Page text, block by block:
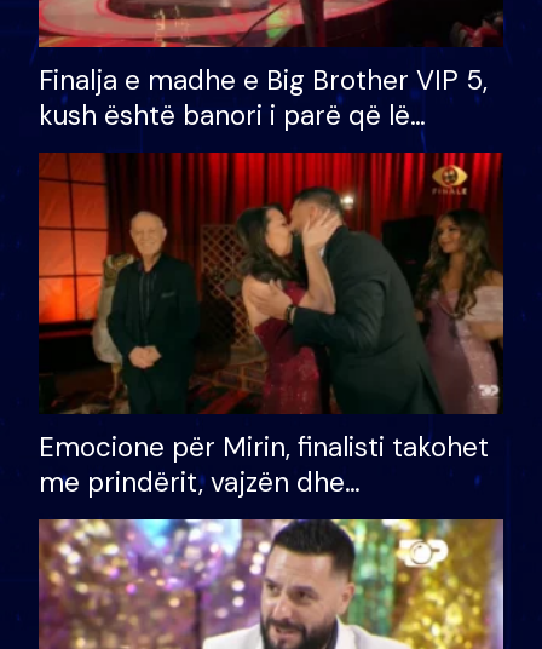
Finalja e madhe e Big Brother VIP 5,
kush është banori i parë që lë
shtëpinë dhe humb mundësinë për
të fituar çmimin e madh
Emocione për Mirin, finalisti takohet
me prindërit, vajzën dhe
bashkëshorten: S’kemi ndonjë letër
divorci apo jo?